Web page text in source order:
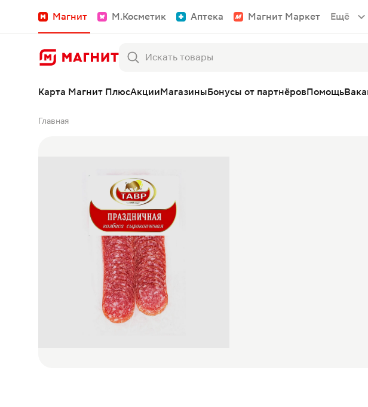
Магнит М.Косметик Аптека Магнит Маркет Ещё
Карта Магнит ПлюсАкцииМагазиныБонусы от партнёровПомощь
Главная